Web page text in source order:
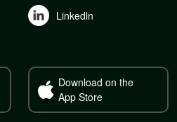
Linkedln
Download on the
App Store